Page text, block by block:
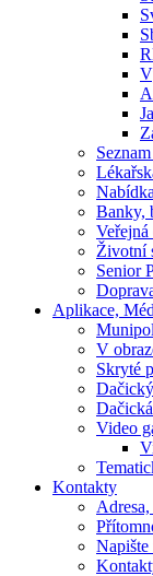
Banky,
Životní
Senior
Aplikace,
V
Skryté
Video
Kontakty
Napište